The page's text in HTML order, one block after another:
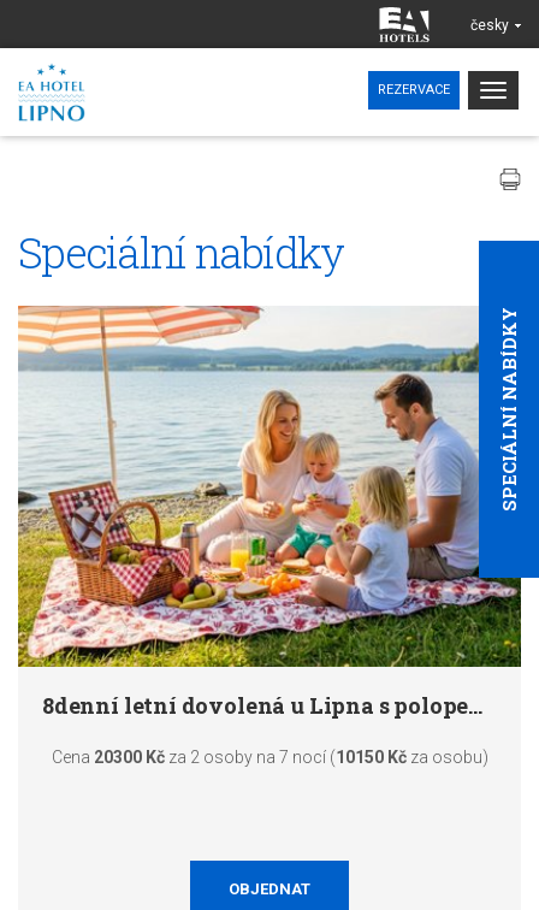
česky
REZERVACE
SPECIÁLNÍ NABÍDKY
Speciální nabídky
8denní letní dovolená u Lipna s polopenzí 2026
Cena 20300 Kčza 2 osoby na 7 nocí (10150 Kčza osobu)
OBJEDNAT